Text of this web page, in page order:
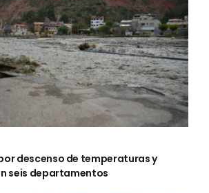
descenso de temperaturas y
seis departamentos